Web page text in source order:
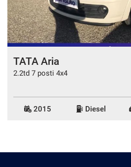
TATA Aria
2.2td 7 posti 4x4
2015 Diesel